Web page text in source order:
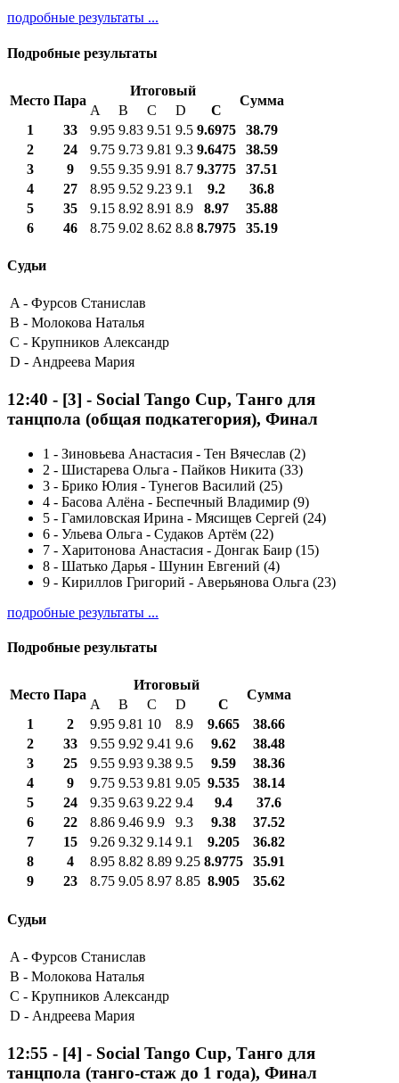
подробные результаты ...
Подробные результаты
Место Пара
Итоговый
Сумма
A B C D
С
1
33 9.95 9.83 9.51 9.5 9.6975
38.79
2
24 9.75 9.73 9.81 9.3 9.6475
38.59
3
9 9.55 9.35 9.91 8.7 9.3775
37.51
4
27 8.95 9.52 9.23 9.1 9.2
36.8
5
35 9.15 8.92 8.91 8.9 8.97
35.88
6
46 8.75 9.02 8.62 8.8 8.7975 35.19
Судьи
A - Фурсов Станислав
B - Молокова Наталья
C - Крупников Александр
D - Андреева Мария
12:40 - [3] - Social Tango Cup, Танго для
танцпола (общая подкатегория), Финал
1 - Зиновьева Анастасия - Тен Вячеслав (2)
2 - Шистарева Ольга - Пайков Никита (33)
3 - Брико Юлия - Тунегов Василий (25)
4 - Басова Алёна - Беспечный Владимир (9)
5 - Гамиловская Ирина - Мясищев Сергей (24)
6 - Ульева Ольга - Судаков Артём (22)
7 - Харитонова Анастасия - Донгак Баир (15)
8 - Шатько Дарья - Шунин Евгений (4)
9 - Кириллов Григорий - Аверьянова Ольга (23)
подробные результаты ...
Подробные результаты
Место Пара
Итоговый
Сумма
A B C D
С
1
2 9.95 9.81 10 8.9 9.665
38.66
2
33 9.55 9.92 9.41 9.6 9.62
38.48
3
25 9.55 9.93 9.38 9.5 9.59
38.36
4
9 9.75 9.53 9.81 9.05 9.535
38.14
5
24 9.35 9.63 9.22 9.4 9.4
37.6
6
22 8.86 9.46 9.9 9.3 9.38
37.52
7
15 9.26 9.32 9.14 9.1 9.205
36.82
8
4 8.95 8.82 8.89 9.25 8.9775
35.91
9
23 8.75 9.05 8.97 8.85 8.905 35.62
Судьи
A - Фурсов Станислав
B - Молокова Наталья
C - Крупников Александр
D - Андреева Мария
12:55 - [4] - Social Tango Cup, Танго для
танцпола (танго-стаж до 1 года), Финал